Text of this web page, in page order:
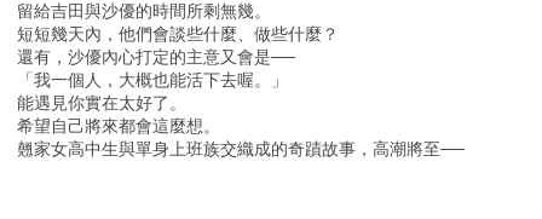
留給吉田與沙優的時間所剩無幾。
短短幾天內，他們會談些什麼、做些什麼？
還有，沙優內心打定的主意又會是──
「我一個人，大概也能活下去喔。」
能遇見你實在太好了。
希望自己將來都會這麼想。
翹家女高中生與單身上班族交織成的奇蹟故事，高潮將至──